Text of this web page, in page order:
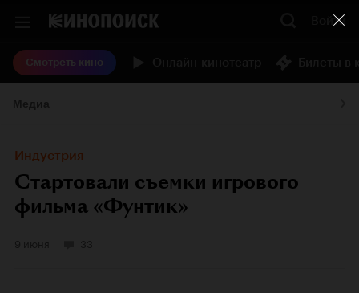
Войти
Смотреть кино
Индустрия
Стартовали съемки игрового
фильма «Фунтик»